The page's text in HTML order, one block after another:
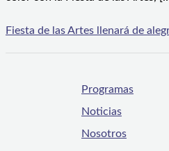
Fiesta de las Artes llenará de
Programas
Noticias
Nosotros